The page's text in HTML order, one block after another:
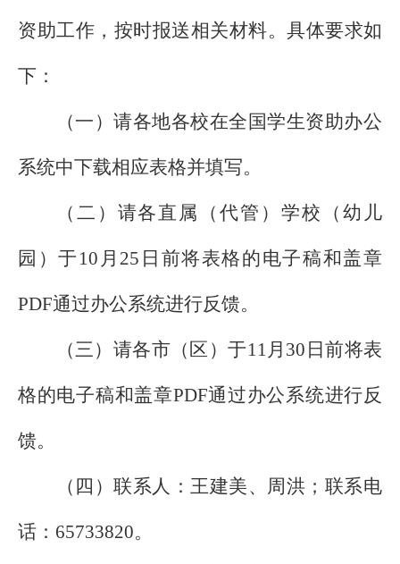
资助工作，按时报送相关材料。具体要求如
下：
（一）请各地各校在全国学生资助办公
系统中下载相应表格并填写。
（二）请各直属（代管）学校（幼儿
园）于 10 月 25 日前将表格的电子稿和盖章
PDF通过办公系统进行反馈。
（三）请各市（区）于11月 30 日前将表
格的电子稿和盖章PDF通过办公系统进行反
馈。
（四）联系人：王建美、周洪；联系电
话： 65733820。